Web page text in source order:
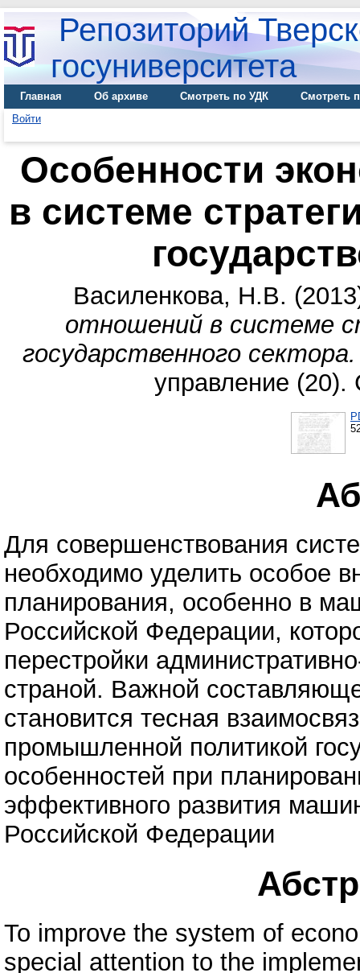
Репозиторий
госуниверситета
Главная Об архиве Смотреть по УДК
Смотреть
Войти
Особенности
в системе
Василенкова, Н.В.
отношений в системе
государственного сектора.
управление
Для совершенствования
необходимо уделить особое
планирования, особенно в
Российской Федерации,
перестройки
страной. Важной
становится тесная
промышленной политикой
особенностей при
эффективного развития
Российской Федерации
To improve the system of
special attention to the